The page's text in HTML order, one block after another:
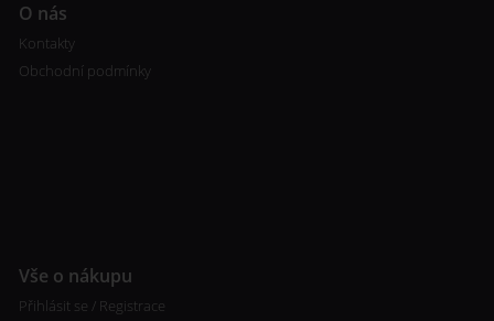
O nás
Kontakty
Obchodní podmínky
Vše o nákupu
Přihlásit se / Registrace